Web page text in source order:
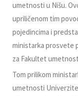
umetnosti u Nišu.
upriličenom tim
pojedincima i
ministarka prosvete
za Fakultet
Tom prilikom
umetnosti